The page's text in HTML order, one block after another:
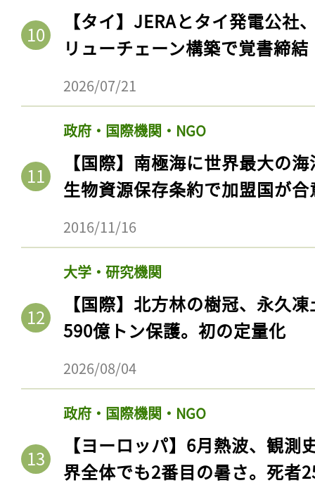
【タイ】JERAとタイ発電公社
リューチェーン構築で覚書締結
2026/07/21
政府・国際機関・NGO
【国際】南極海に世界最大の
生物資源保存条約で加盟国が合
2016/11/16
大学・研究機関
【国際】北方林の樹冠、永久
590億トン保護。初の定量化
2026/08/04
政府・国際機関・NGO
【ヨーロッパ】6月熱波、観
界全体でも2番目の暑さ。死者
記事をお気に入りに
会員登録